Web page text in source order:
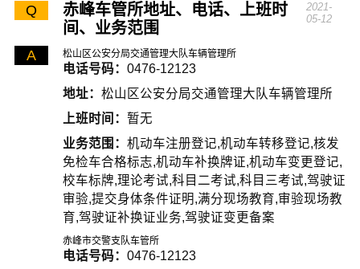
Q
赤峰车管所地址、电话、上班时
间、业务范围
2021-
05-12
A 松山区公安分局交通管理大队车辆管理所
电话号码： 0476-12123
地址： 松山区公安分局交通管理大队车辆管理所
上班时间： 暂无
业务范围： 机动车注册登记,机动车转移登记,核发
免检车合格标志,机动车补换牌证,机动车变更登记,
校车标牌,理论考试,科目二考试,科目三考试,驾驶证
审验,提交身体条件证明,满分现场教育,审验现场教
育,驾驶证补换证业务,驾驶证变更备案
赤峰市交警支队车管所
电话号码： 0476-12123